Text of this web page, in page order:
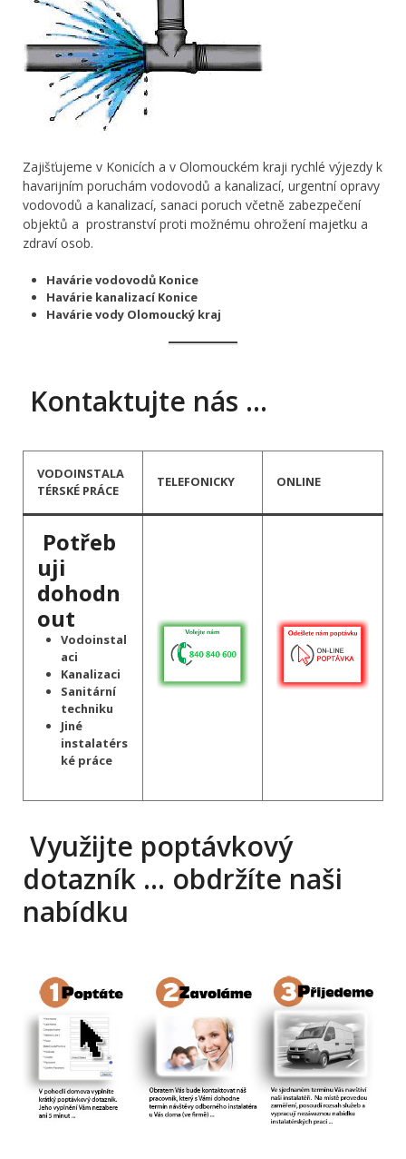
Zajišťujeme v Konicích a v Olomouckém kraji rychlé výjezdy k
havarijním poruchám vodovodů a kanalizací, urgentní opravy
vodovodů a kanalizací, sanaci poruch včetně zabezpečení
objektů a prostranství proti možnému ohrožení majetku a
zdraví osob.
Havárie vodovodů Konice
Havárie kanalizací Konice
Havárie vody Olomoucký kraj
Kontaktujte nás …
VODOINSTALA
TÉRSKÉ PRÁCE
TELEFONICKY ONLINE
Potřeb
uji
dohodn
out
Vodoinstal
aci
Kanalizaci
Sanitární
techniku
Jiné
instalatérs
ké práce
Využijte poptávkový
dotazník … obdržíte naši
nabídku